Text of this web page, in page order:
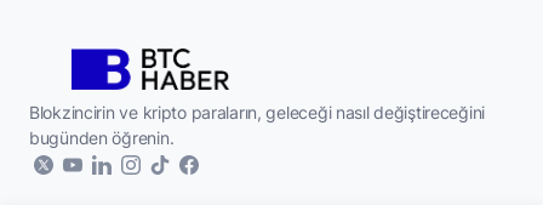
bırakacak. Kararın ardından yeni hesap kayıtları derhal
durdurulurken, kullanıcılar...
Blokzincirin ve kripto paraların, geleceği nasıl değiştireceğini
bugünden öğrenin.